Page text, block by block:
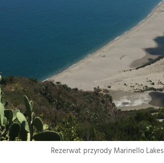
Rezerwat przyrody Marinello Lakes